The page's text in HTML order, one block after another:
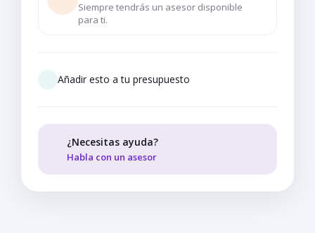
Siempre tendrás un asesor disponible
para ti.
Añadir esto a tu presupuesto
¿Necesitas ayuda?
Habla con un asesor